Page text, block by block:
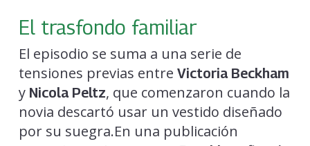
El trasfondo familiar
El episodio se suma a una serie de
tensiones previas entre Victoria Beckham
y Nicola Peltz, que comenzaron cuando la
novia descartó usar un vestido diseñado
por su suegra.En una publicación